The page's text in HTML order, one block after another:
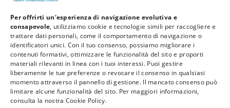
Per offrirti un'esperienza di navigazione evolutiva e
consapevole, utilizziamo cookie e tecnologie simili per raccogliere e
trattare dati personali, come il comportamento di navigazione o
identificatori unici. Con il tuo consenso, possiamo migliorare i
contenuti formativi, ottimizzare le funzionalità del sito e proporti
materiali rilevanti in linea con i tuoi interessi. Puoi gestire
liberamente le tue preferenze o revocare il consenso in qualsiasi
momento attraverso il pannello di gestione. Il mancato consenso può
limitare alcune funzionalità del sito. Per maggiori informazioni,
consulta la nostra Cookie Policy.
Privacy Policy Cookie Policy Termini e Condizioni
© 2026 BioPsicoQuantistica® – Tutti i diritti riservati. Powered byAthena
Company